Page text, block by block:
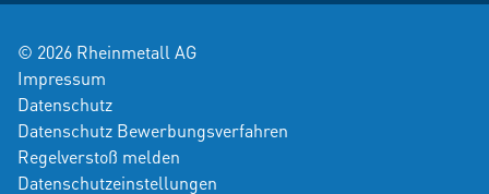
© 2026 Rheinmetall AG
Impressum
Datenschutz
Datenschutz Bewerbungsverfahren
Regelverstoß melden
Datenschutzeinstellungen